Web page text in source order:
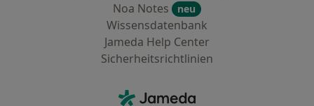
Noa Notes
neu
Wissensdatenbank
Jameda Help Center
Sicherheitsrichtlinien
Jameda - Startseite